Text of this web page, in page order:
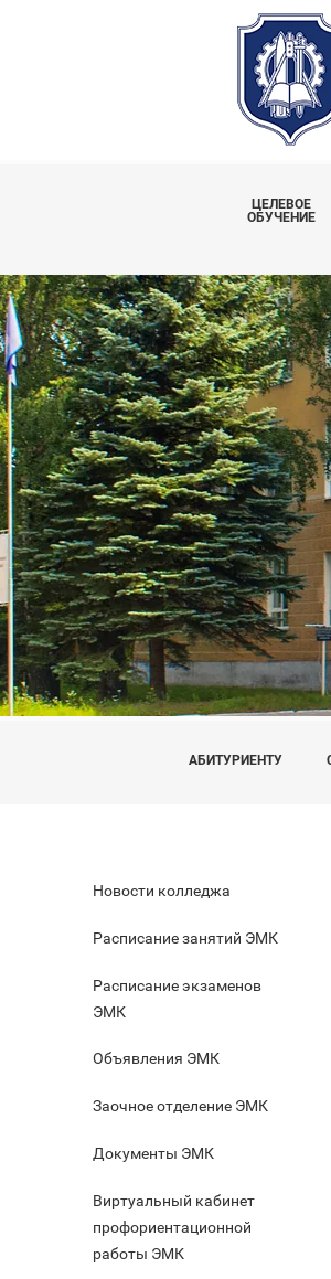
ЦЕЛЕВОЕ
ОБУЧЕНИЕ
АБИТУРИЕНТУ
Новости колледжа
Расписание занятий ЭМК
Расписание экзаменов
ЭМК
Объявления ЭМК
Заочное отделение ЭМК
Документы ЭМК
Виртуальный кабинет
профориентационной
работы ЭМК